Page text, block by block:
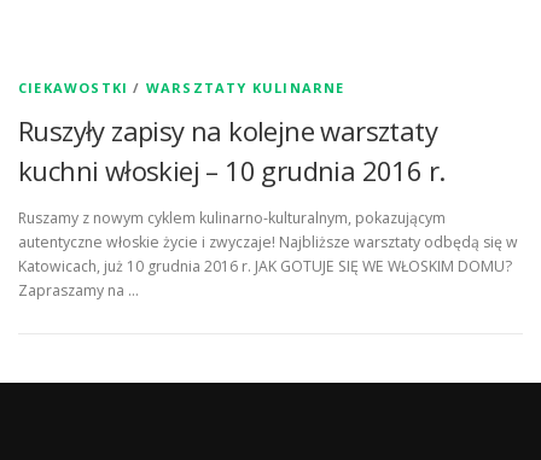
CIEKAWOSTKI / WARSZTATY KULINARNE
Ruszyły zapisy na kolejne warsztaty
kuchni włoskiej – 10 grudnia 2016 r.
Ruszamy z nowym cyklem kulinarno-kulturalnym, pokazującym
autentyczne włoskie życie i zwyczaje! Najbliższe warsztaty odbędą się w
Katowicach, już 10 grudnia 2016 r. JAK GOTUJE SIĘ WE WŁOSKIM DOMU?
Zapraszamy na …